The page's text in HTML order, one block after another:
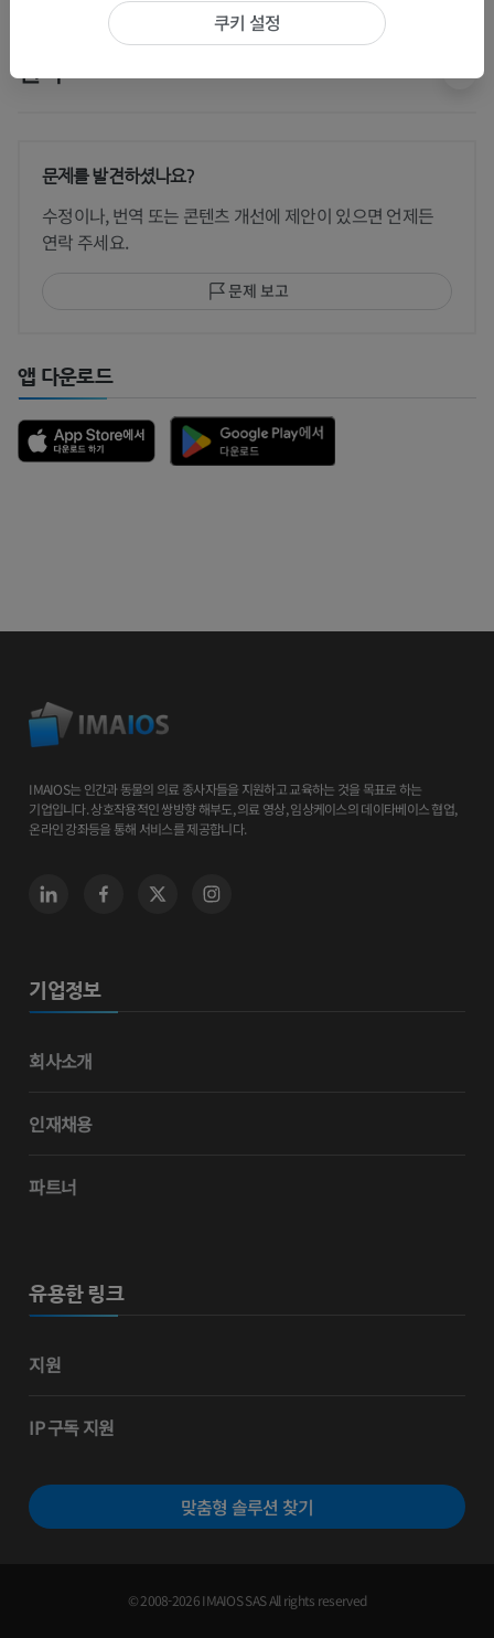
번역
문제를 발견하셨나요?
수정이나, 번역 또는 콘텐츠 개선에 제안이 있으면 언제든
연락 주세요.
문제 보고
앱 다운로드
IMAIOS는 인간과 동물의 의료 종사자들을 지원하고 교육하는 것을 목표로 하는
기업입니다. 상호작용적인 쌍방향 해부도, 의료 영상, 임상케이스의 데이타베이스 협업,
온라인 강좌등을 통해 서비스를 제공합니다.
기업정보
회사소개
인재채용
파트너
유용한 링크
지원
IP 구독 지원
맞춤형 솔루션 찾기
© 2008-2026 IMAIOS SAS All rights reserved
쿠키 설정